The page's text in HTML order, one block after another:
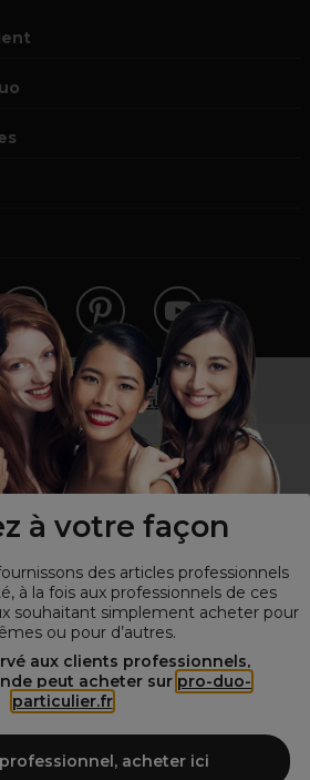
à votre façon
des articles professionnels
à la fois aux professionnels de ces
souhaitant simplement acheter pour
ou pour d’autres.
aux clients professionnels,
peut acheter sur pro-duo-
particulier.fr
acheter ici
pas un professionnel ?
site pour les particuliers!
de la beauté, nous vous proposons une
professionnels pour la coiffure et
des salons de coiffure et instituts
produits s’adresse également à tous ceux